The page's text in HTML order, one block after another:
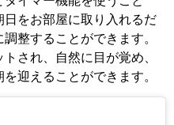
をお部屋に取り入れるだ
整することができます。
され、自然に目が覚め、
迎えることができます。